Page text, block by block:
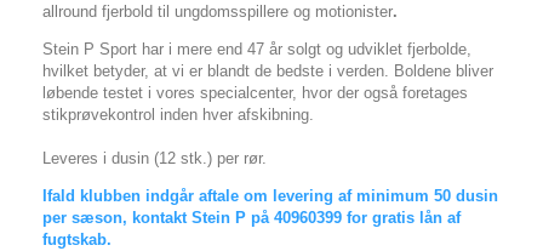
allround fjerbold til ungdomsspillere og motionister.
Stein P Sport har i mere end 47 år solgt og udviklet fjerbolde,
hvilket betyder, at vi er blandt de bedste i verden. Boldene bliver
løbende testet i vores specialcenter, hvor der også foretages
stikprøvekontrol inden hver afskibning.
Leveres i dusin (12 stk.) per rør.
Ifald klubben indgår aftale om levering af minimum 50 dusin
per sæson, kontakt Stein P på 40960399 for gratis lån af
fugtskab.